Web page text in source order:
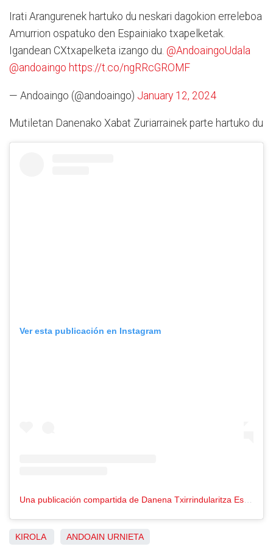
Irati Arangurenek hartuko du neskari dagokion erreleboa
Amurrion ospatuko den Espainiako txapelketak.
Igandean CXtxapelketa izango du. @AndoaingoUdala
@andoaingo https://t.co/ngRRcGROMF
— Andoaingo (@andoaingo) January 12, 2024
Mutiletan Danenako Xabat Zuriarrainek parte hartuko du
Ver esta publicación en Instagram
KIROLA ANDOAIN URNIETA